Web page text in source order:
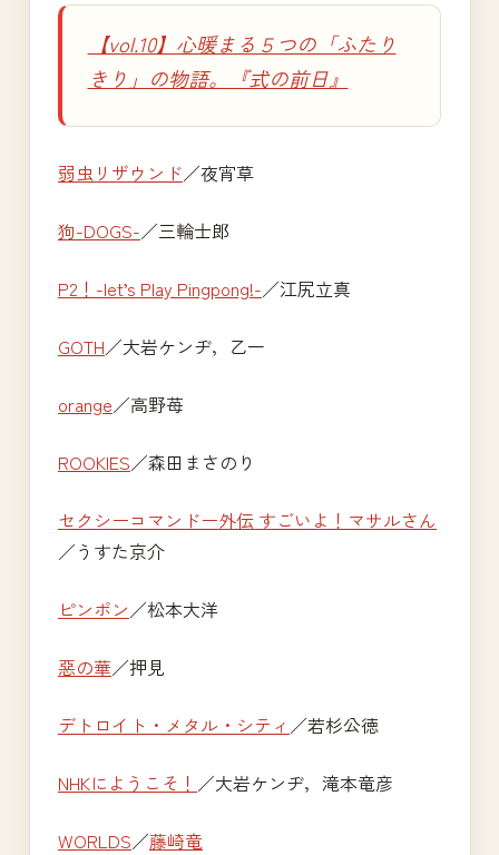
【vol.10】心暖まる５つの「ふたり
きり」の物語。『式の前日』
弱虫リザウンド／夜宵草
狗-DOGS-／三輪士郎
P2！-let’s Play Pingpong!-／江尻立真
GOTH／大岩ケンヂ，乙一
orange／高野苺
ROOKIES／森田まさのり
セクシーコマンドー外伝 すごいよ！マサルさん
／うすた京介
ピンポン／松本大洋
惡の華／押見
デトロイト・メタル・シティ ／若杉公徳
NHKにようこそ！ ／大岩ケンヂ，滝本竜彦
WORLDS／藤崎竜